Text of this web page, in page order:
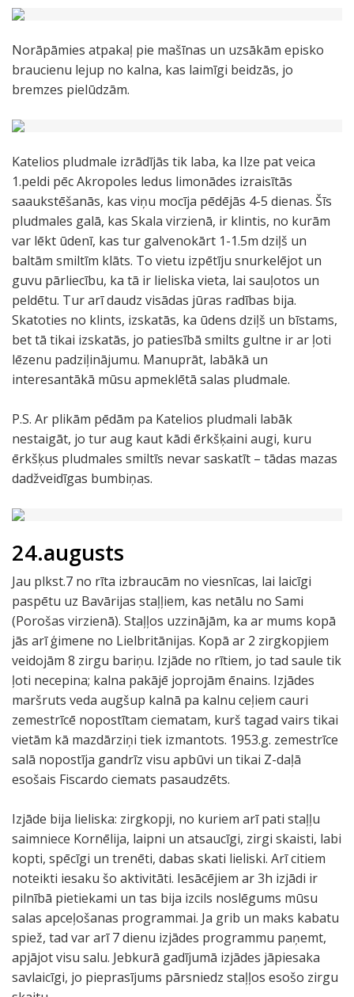
Norāpāmies atpakaļ pie mašīnas un uzsākām episko
braucienu lejup no kalna, kas laimīgi beidzās, jo
bremzes pielūdzām.
Katelios pludmale izrādījās tik laba, ka Ilze pat veica
1.peldi pēc Akropoles ledus limonādes izraisītās
saaukstēšanās, kas viņu mocīja pēdējās 4-5 dienas. Šīs
pludmales galā, kas Skala virzienā, ir klintis, no kurām
var lēkt ūdenī, kas tur galvenokārt 1-1.5m dziļš un
baltām smiltīm klāts. To vietu izpētīju snurkelējot un
guvu pārliecību, ka tā ir lieliska vieta, lai sauļotos un
peldētu. Tur arī daudz visādas jūras radības bija.
Skatoties no klints, izskatās, ka ūdens dziļš un bīstams,
bet tā tikai izskatās, jo patiesībā smilts gultne ir ar ļoti
lēzenu padziļinājumu. Manuprāt, labākā un
interesantākā mūsu apmeklētā salas pludmale.
P.S. Ar plikām pēdām pa Katelios pludmali labāk
nestaigāt, jo tur aug kaut kādi ērkšķaini augi, kuru
ērkšķus pludmales smiltīs nevar saskatīt – tādas mazas
dadžveidīgas bumbiņas.
24.augusts
Jau plkst.7 no rīta izbraucām no viesnīcas, lai laicīgi
paspētu uz Bavārijas staļļiem, kas netālu no Sami
(Porošas virzienā). Staļļos uzzinājām, ka ar mums kopā
jās arī ģimene no Lielbritānijas. Kopā ar 2 zirgkopjiem
veidojām 8 zirgu bariņu. Izjāde no rītiem, jo tad saule tik
ļoti necepina; kalna pakājē joprojām ēnains. Izjādes
maršruts veda augšup kalnā pa kalnu ceļiem cauri
zemestrīcē nopostītam ciematam, kurš tagad vairs tikai
vietām kā mazdārziņi tiek izmantots. 1953.g. zemestrīce
salā nopostīja gandrīz visu apbūvi un tikai Z-daļā
esošais Fiscardo ciemats pasaudzēts.
Izjāde bija lieliska: zirgkopji, no kuriem arī pati staļļu
saimniece Kornēlija, laipni un atsaucīgi, zirgi skaisti, labi
kopti, spēcīgi un trenēti, dabas skati lieliski. Arī citiem
noteikti iesaku šo aktivitāti. Iesācējiem ar 3h izjādi ir
pilnībā pietiekami un tas bija izcils noslēgums mūsu
salas apceļošanas programmai. Ja grib un maks kabatu
spiež, tad var arī 7 dienu izjādes programmu paņemt,
apjājot visu salu. Jebkurā gadījumā izjādes jāpiesaka
savlaicīgi, jo pieprasījums pārsniedz staļļos esošo zirgu